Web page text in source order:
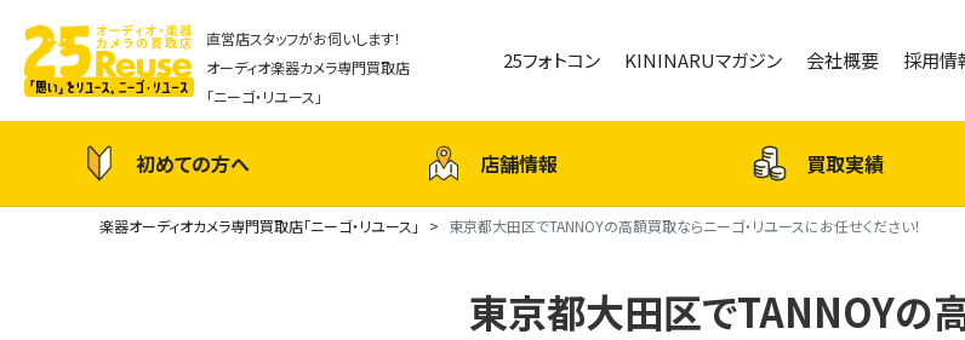
直営店スタッフがお伺いします！
オーディオ楽器カメラ専門買取店
「ニーゴ・リユース」
25フォトコン KININARUマガジン 会社概要 採用情
初めての方へ 店舗情報 買取実績
楽器オーディオカメラ専門買取店「ニーゴ・リユース」 東京都大田区でTANNOYの高額買取ならニーゴ・リユースにお任せください！
東京都大田区でTANNOYの